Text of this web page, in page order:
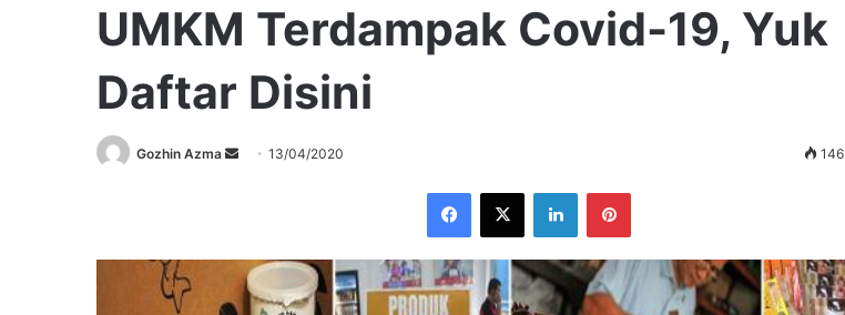
UMKM Terdampak Covid-19, Yuk
Daftar Disini
Gozhin Azma
Send13/04/2020 146
Facebook
X LinkedInPinterest